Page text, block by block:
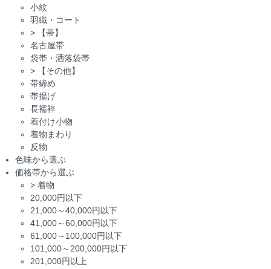
小紋
羽織・コート
>
【帯】
名古屋帯
袋帯・洒落袋帯
>
【その他】
帯締め
帯揚げ
長襦袢
着付け小物
着物まわり
反物
色味から選ぶ
価格帯から選ぶ
> 着物
20,000円以下
21,000～40,000円以下
41,000～60,000円以下
61,000～100,000円以下
101,000～200,000円以下
201,000円以上